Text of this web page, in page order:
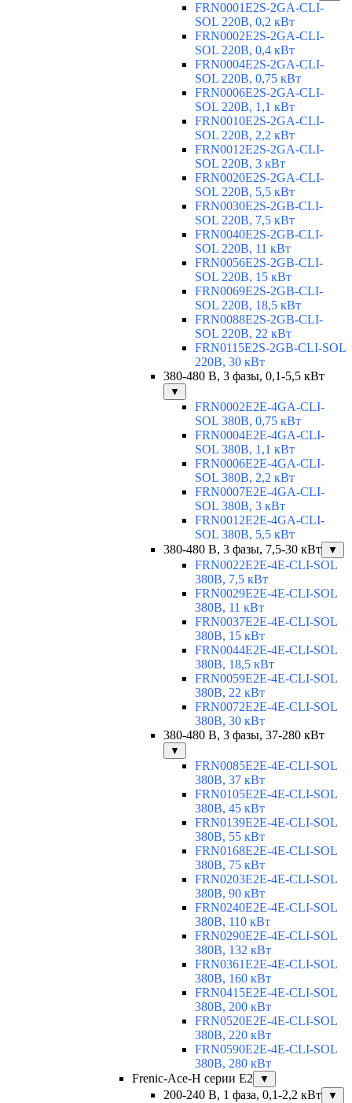
FRN0001E2S-2GA-CLI-
SOL 220В, 0,2 кВт
FRN0002E2S-2GA-CLI-
SOL 220В, 0,4 кВт
FRN0004E2S-2GA-CLI-
SOL 220В, 0,75 кВт
FRN0006E2S-2GA-CLI-
SOL 220В, 1,1 кВт
FRN0010E2S-2GA-CLI-
SOL 220В, 2,2 кВт
FRN0012E2S-2GA-CLI-
SOL 220В, 3 кВт
FRN0020E2S-2GA-CLI-
SOL 220В, 5,5 кВт
FRN0030E2S-2GB-CLI-
SOL 220В, 7,5 кВт
FRN0040E2S-2GB-CLI-
SOL 220В, 11 кВт
FRN0056E2S-2GB-CLI-
SOL 220В, 15 кВт
FRN0069E2S-2GB-CLI-
SOL 220В, 18,5 кВт
FRN0088E2S-2GB-CLI-
SOL 220В, 22 кВт
FRN0115E2S-2GB-CLI-SOL
220В, 30 кВт
380-480 В, 3 фазы, 0,1-5,5 кВт
▼
FRN0002E2E-4GA-CLI-
SOL 380В, 0,75 кВт
FRN0004E2E-4GA-CLI-
SOL 380В, 1,1 кВт
FRN0006E2E-4GA-CLI-
SOL 380В, 2,2 кВт
FRN0007E2E-4GA-CLI-
SOL 380В, 3 кВт
FRN0012E2E-4GA-CLI-
SOL 380В, 5,5 кВт
380-480 В, 3 фазы, 7,5-30 кВт
▼
FRN0022E2E-4E-CLI-SOL
380В, 7,5 кВт
FRN0029E2E-4E-CLI-SOL
380В, 11 кВт
FRN0037E2E-4E-CLI-SOL
380В, 15 кВт
FRN0044E2E-4E-CLI-SOL
380В, 18,5 кВт
FRN0059E2E-4E-CLI-SOL
380В, 22 кВт
FRN0072E2E-4E-CLI-SOL
380В, 30 кВт
380-480 В, 3 фазы, 37-280 кВт
▼
FRN0085E2E-4E-CLI-SOL
380В, 37 кВт
FRN0105E2E-4E-CLI-SOL
380В, 45 кВт
FRN0139E2E-4E-CLI-SOL
380В, 55 кВт
FRN0168E2E-4E-CLI-SOL
380В, 75 кВт
FRN0203E2E-4E-CLI-SOL
380В, 90 кВт
FRN0240E2E-4E-CLI-SOL
380В, 110 кВт
FRN0290E2E-4E-CLI-SOL
380В, 132 кВт
FRN0361E2E-4E-CLI-SOL
380В, 160 кВт
FRN0415E2E-4E-CLI-SOL
380В, 200 кВт
FRN0520E2E-4E-CLI-SOL
380В, 220 кВт
FRN0590E2E-4E-CLI-SOL
380В, 280 кВт
Frenic-Ace-H серии E2
▼
200-240 В, 1 фаза, 0,1-2,2 кВт ▼